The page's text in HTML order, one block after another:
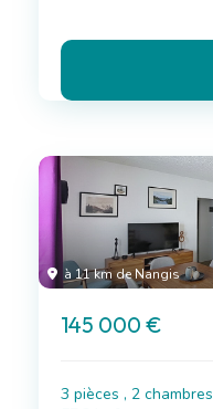
à 11 km de Nangis
145 000 €
3 pièces , 2 chambres